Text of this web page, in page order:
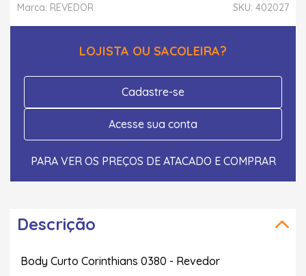
SKU: 402027
Marca: REVEDOR
LOJISTA OU SACOLEIRA?
Cadastre-se
Acesse sua conta
PARA VER OS PREÇOS DE ATACADO E COMPRAR
Descrição
Body Curto Corinthians 0380 - Revedor